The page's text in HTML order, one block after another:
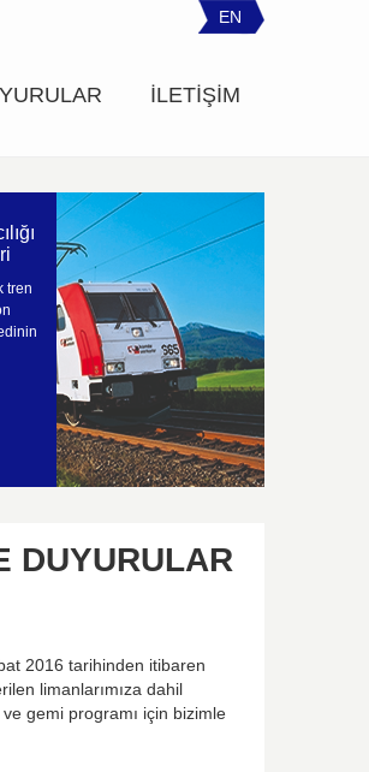
EN
İLETİŞİM
tren
DUYURULAR
2016 tarihinden itibaren
limanlarımıza dahil
ve gemi programı için bizimle